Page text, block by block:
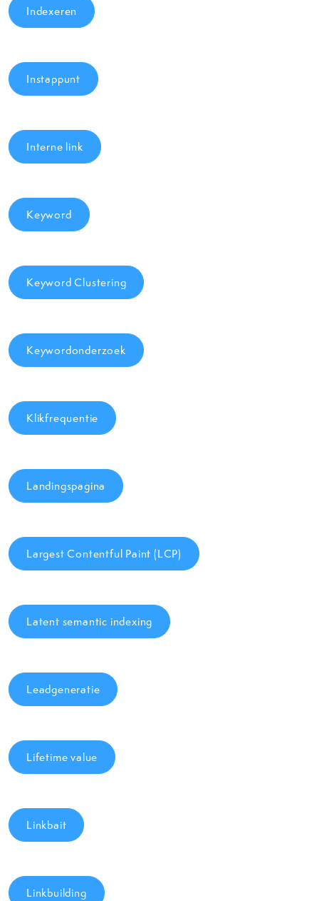
Indexeren
Instappunt
Interne link
Keyword
Keyword Clustering
Keywordonderzoek
Klikfrequentie
Landingspagina
Largest Contentful Paint (LCP)
Latent semantic indexing
Leadgeneratie
Lifetime value
Linkbait
Linkbuilding